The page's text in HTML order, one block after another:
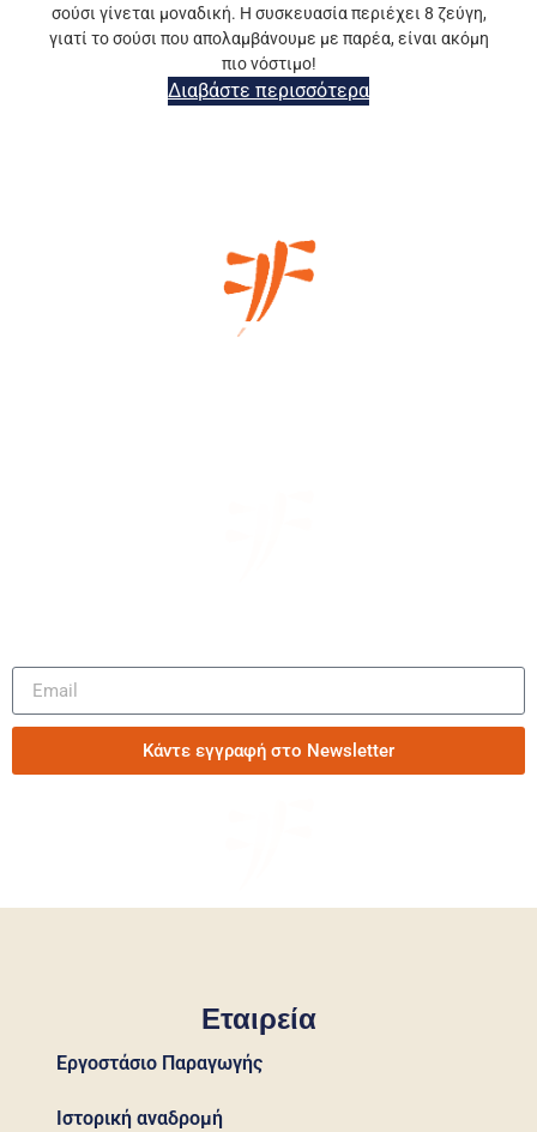
σούσι γίνεται μοναδική. Η συσκευασία περιέχει 8 ζεύγη,
γιατί το σούσι που απολαμβάνουμε με παρέα, είναι ακόμη
πιο νόστιμο!
Διαβάστε περισσότερα
Κάντε εγγραφή στο Newsletter
Εταιρεία
Εργοστάσιο Παραγωγής
Ιστορική αναδρομή